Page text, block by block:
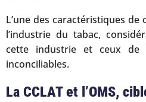
L’une des caractéristiques de
l’industrie du tabac,
cette industrie et ceux de
inconciliables.
La CCLAT et l’OMS,